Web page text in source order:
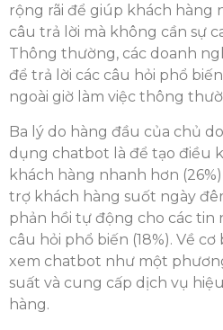
rộng rãi để giúp khách hàng
câu trả lời mà không cần sự
Thông thường, các doanh
để trả lời các câu hỏi phổ
ngoài giờ làm việc thông
Ba lý do hàng đầu của chủ
dụng chatbot là để tạo điều
khách hàng nhanh hơn
trợ khách hàng suốt ngày
phản hồi tự động cho các tin
câu hỏi phổ biến (18%). Về
xem chatbot như một
suất và cung cấp dịch vụ
hàng.